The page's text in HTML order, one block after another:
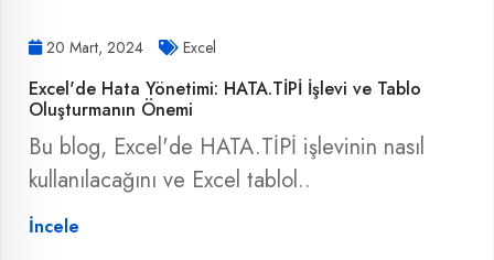
20 Mart, 2024 Excel
Excel'de Hata Yönetimi: HATA.TİPİ İşlevi ve Tablo
Oluşturmanın Önemi
Bu blog, Excel'de HATA.TİPİ işlevinin nasıl
kullanılacağını ve Excel tablol..
İncele